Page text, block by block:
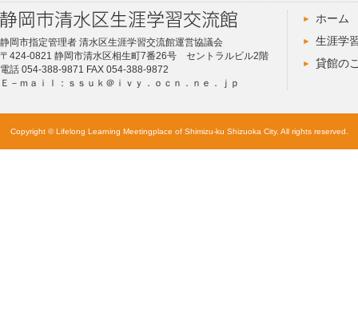
静岡市指定管理者 清水区生涯学習交流館運営協議会
〒424-0821 静岡市清水区相生町7番26号 セントラルビル2階
電話 054-388-9871 FAX 054-388-9872
Ｅ－ｍａｉｌ：ｓｓｕｋ＠ｉｖｙ．ｏｃｎ．ｎｅ．ｊｐ
ホーム
生涯学
貸館の
Copyright © Lifelong Learning Meetingplace of Shimizu-ku Shizuoka City. All rights reserved.